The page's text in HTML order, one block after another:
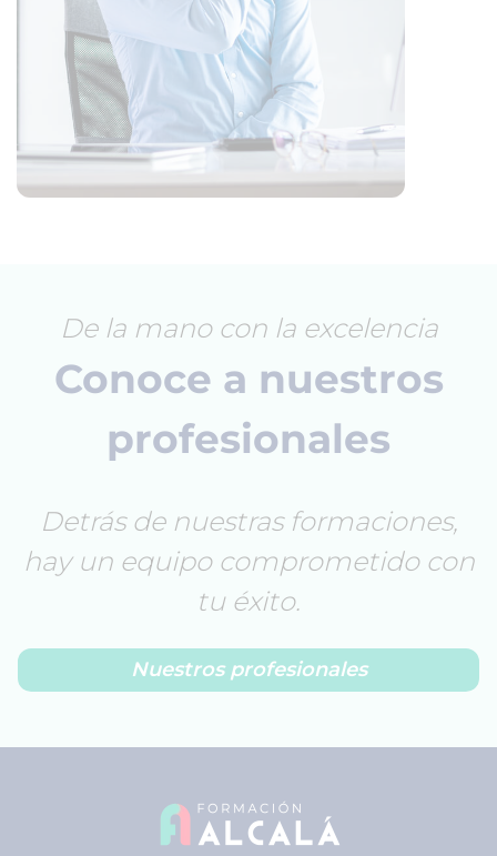
De la mano con la excelencia
Conoce a nuestros
profesionales
Detrás de nuestras formaciones,
hay un equipo comprometido con
tu éxito.
Nuestros profesionales